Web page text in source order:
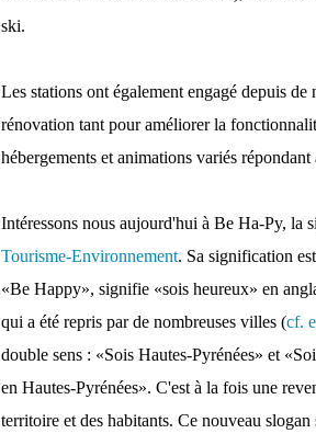
ski.
Les stations ont également engagé depuis
rénovation tant pour améliorer la
hébergements et animations variés
Intéressons nous aujourd'hui à Be Ha-Py, la
Tourisme-Environnement. Sa signification
«Be Happy», signifie «sois heureux» en
qui a été repris par de nombreuses villes (cf.
double sens : «Sois Hautes-Pyrénées» et
en Hautes-Pyrénées». C'est à la fois une
territoire et des habitants. Ce nouveau